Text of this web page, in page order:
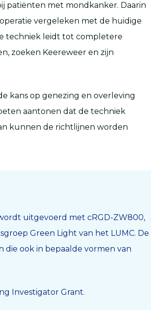
patiënten met mondkanker. Daarin
vergeleken met de huidige
techniek leidt tot completere
zoeken Keereweer en zijn
kans op genezing en overleving
aantonen dat de techniek
kunnen de richtlijnen worden
uitgevoerd met cRGD-ZW800,
Green Light van het LUMC. De
ook in bepaalde vormen van
Investigator Grant.